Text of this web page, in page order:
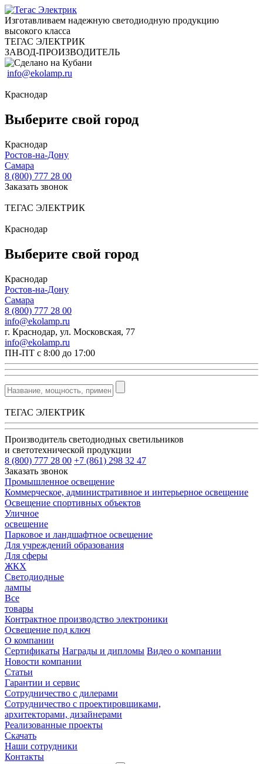
Изготавливаем надежную светодиодную продукцию
высокого класса
ТЕГАС ЭЛЕКТРИК
ЗАВОД-ПРОИЗВОДИТЕЛЬ
info@ekolamp.ru
Краснодар
Выберите свой город
Краснодар
Ростов-на-Дону
Самара
8 (800) 777 28 00
Заказать звонок
ТЕГАС ЭЛЕКТРИК
Краснодар
Выберите свой город
Краснодар
Ростов-на-Дону
Самара
8 (800) 777 28 00
info@ekolamp.ru
г. Краснодар, ул. Московская, 77
info@ekolamp.ru
ПН-ПТ с 8:00 до 17:00
ТЕГАС ЭЛЕКТРИК
Производитель светодиодных светильников
и светотехнической продукции
8 (800) 777 28 00 +7 (861) 298 32 47
Заказать звонок
Промышленное освещение
Коммерческое, административное и интерьерное освещение
Освещение спортивных объектов
Уличное
освещение
Парковое и ландшафтное освещение
Для учреждений образования
Для сферы
ЖКХ
Светодиодные
лампы
Все
товары
Контрактное производство электроники
Освещение под ключ
О компании
Сертификаты Награды и дипломы Видео о компании
Новости компании
Статьи
Гарантии и сервис
Сотрудничество с дилерами
Сотрудничество с проектировщиками,
архитекторами, дизайнерами
Реализованные проекты
Скачать
Наши сотрудники
Контакты